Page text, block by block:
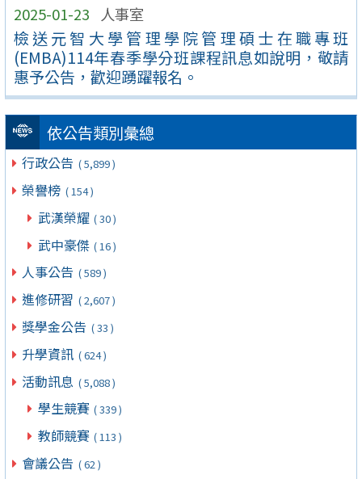
2025-01-23 人事室
檢送元智大學管理學院管理碩士在職專班
(EMBA)114年春季學分班課程訊息如說明，敬請
惠予公告，歡迎踴躍報名。
依公告類別彙總
行政公告 ( 5,899 )
榮譽榜 ( 154 )
武漢榮耀 ( 30 )
武中豪傑 ( 16 )
人事公告 ( 589 )
進修研習 ( 2,607 )
獎學金公告 ( 33 )
升學資訊 ( 624 )
活動訊息 ( 5,088 )
學生競賽 ( 339 )
教師競賽 ( 113 )
會議公告 ( 62 )